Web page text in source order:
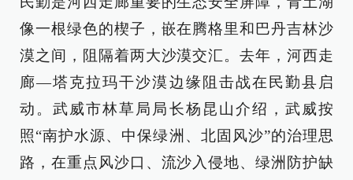
像一根绿色的楔子，嵌在腾格里和巴丹吉林沙
漠之间，阻隔着两大沙漠交汇。去年，河西走
廊—塔克拉玛干沙漠边缘阻击战在民勤县启
动。武威市林草局局长杨昆山介绍，武威按
照“南护水源、中保绿洲、北固风沙”的治理思
路，在重点风沙口、流沙入侵地、绿洲防护缺